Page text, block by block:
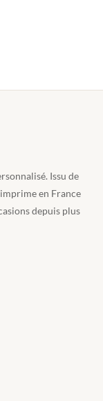
Issu de
en France
depuis plus